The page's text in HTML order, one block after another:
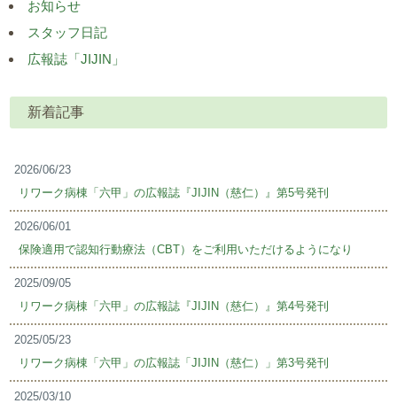
お知らせ
スタッフ日記
広報誌「JIJIN」
新着記事
2026/06/23
リワーク病棟「六甲」の広報誌『JIJIN（慈仁）』第5号発刊
2026/06/01
保険適用で認知行動療法（CBT）をご利用いただけるようになり
2025/09/05
リワーク病棟「六甲」の広報誌『JIJIN（慈仁）』第4号発刊
2025/05/23
リワーク病棟「六甲」の広報誌「JIJIN（慈仁）」第3号発刊
2025/03/10